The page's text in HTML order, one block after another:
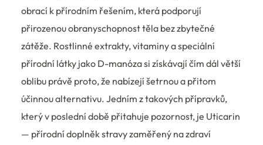
obrací k přírodním řešením, která podporují
přirozenou obranyschopnost těla bez zbytečné
zátěže. Rostlinné extrakty, vitaminy a speciální
přírodní látky jako D-manóza si získávají čím dál větší
oblibu právě proto, že nabízejí šetrnou a přitom
účinnou alternativu. Jedním z takových přípravků,
který v poslední době přitahuje pozornost, je Uticarin
— přírodní doplněk stravy zaměřený na zdraví